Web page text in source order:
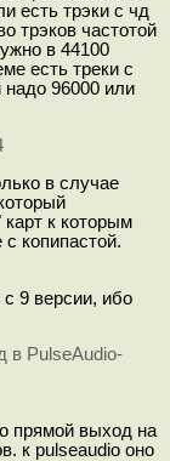
есть трэки с чд
трэков частотой
в 44100
есть треки с
96000 или
в случае
к которым
копипастой.
9 версии, ибо
в PulseAudio-
прямой выход на
к pulseaudio оно